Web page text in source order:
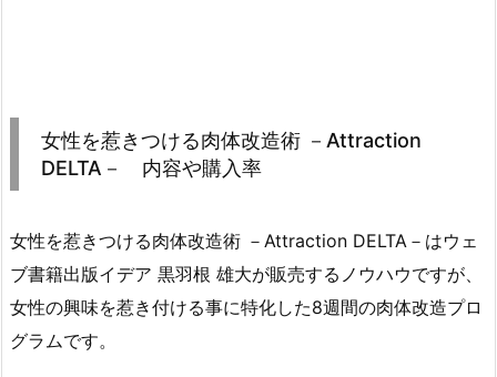
女性を惹きつける肉体改造術 －Attraction
DELTA－ 内容や購入率
女性を惹きつける肉体改造術 －Attraction DELTA－はウェ
ブ書籍出版イデア 黒羽根 雄大が販売するノウハウですが、
女性の興味を惹き付ける事に特化した8週間の肉体改造プロ
グラムです。